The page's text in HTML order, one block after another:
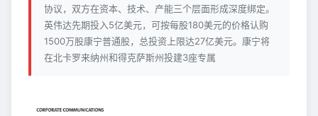
协议，双方在资本、技术、产能三个层面形成深度绑定。
英伟达先期投入5亿美元，可按每股180美元的价格认购
1500万股康宁普通股，总投资上限达27亿美元。康宁将
在北卡罗来纳州和得克萨斯州投建3座专属